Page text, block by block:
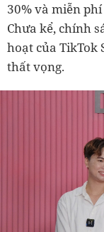
30% và miễn
Chưa kể, chính
hoạt của TikTok
thất vọng.